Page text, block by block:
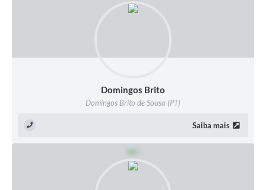
Domingos Brito
Domingos Brito de Sousa (PT)
Saiba mais